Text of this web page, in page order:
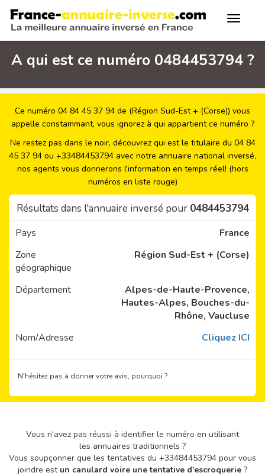
A qui est ce numéro 0484453794 ?
Ce numéro 04 84 45 37 94 de (Région Sud-Est + (Corse)) vous
appelle constammant, vous ignorez à qui appartient ce numéro ?
Ne restez pas dans le noir, découvrez qui est le titulaire du 04 84
45 37 94 ou +33484453794 avec notre annuaire national inversé,
nos agents vous donnerons l'information en temps réel! (hors
numéros en liste rouge)
Résultats dans l'annuaire inversé pour 0484453794
Pays
France
Zone
géographique
Région Sud-Est + (Corse)
Département
Alpes-de-Haute-Provence,
Hautes-Alpes, Bouches-du-
Rhône, Vaucluse
Nom/Adresse
Cliquez ICI
N'hésitez pas à donner votre avis, pourquoi ?
Vous n'avez pas réussi à identifier le numéro en utilisant
les annuaires traditionnels ?
Vous soupçonner que les tentatives du +33484453794 pour vous
joindre est un canulard voire une tentative d'escroquerie ?